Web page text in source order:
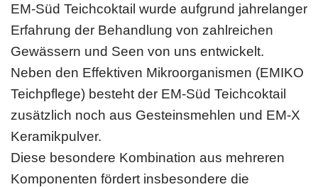
EM-Süd Teichcoktail wurde aufgrund jahrelanger
Erfahrung der Behandlung von zahlreichen
Gewässern und Seen von uns entwickelt.
Neben den Effektiven Mikroorganismen (EMIKO
Teichpflege) besteht der EM-Süd Teichcoktail
zusätzlich noch aus Gesteinsmehlen und EM-X
Keramikpulver.
Diese besondere Kombination aus mehreren
Komponenten fördert insbesondere die